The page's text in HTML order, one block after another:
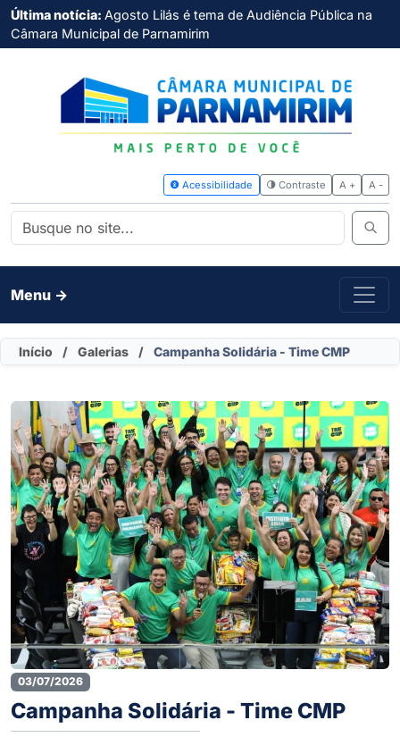
Última notícia: Agosto Lilás é tema de Audiência Pública na
Câmara Municipal de Parnamirim
Menu ->
Início / Galerias / Campanha Solidária - Time CMP
03/07/2026
Campanha Solidária - Time CMP